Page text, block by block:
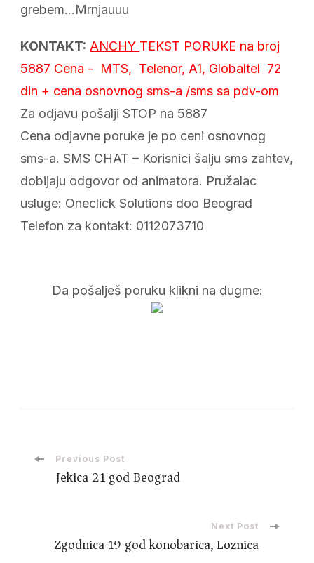
grebem…Mrnjauuu
KONTAKT: ANCHY TEKST PORUKE na broj
5887 Cena - MTS, Telenor, A1, Globaltel 72
din + cena osnovnog sms-a /sms sa pdv-om
Za odjavu pošalji STOP na 5887
Cena odjavne poruke je po ceni osnovnog
sms-a. SMS CHAT – Korisnici šalju sms zahtev,
dobijaju odgovor od animatora. Pružalac
usluge: Oneclick Solutions doo Beograd
Telefon za kontakt: 0112073710
Da pošalješ poruku klikni na dugme:
PostPrevious Post
Jekica 21 god Beograd
Next Post
Zgodnica 19 god konobarica, Loznica